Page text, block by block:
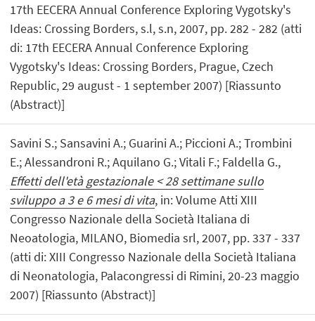
17th EECERA Annual Conference Exploring Vygotsky's
Ideas: Crossing Borders, s.l, s.n, 2007, pp. 282 - 282 (atti
di: 17th EECERA Annual Conference Exploring
Vygotsky's Ideas: Crossing Borders, Prague, Czech
Republic, 29 august - 1 september 2007) [Riassunto
(Abstract)]
Savini S.; Sansavini A.; Guarini A.; Piccioni A.; Trombini
E.; Alessandroni R.; Aquilano G.; Vitali F.; Faldella G.,
Effetti dell'età gestazionale < 28 settimane sullo
sviluppo a 3 e 6 mesi di vita, in: Volume Atti XIII
Congresso Nazionale della Società Italiana di
Neoatologia, MILANO, Biomedia srl, 2007, pp. 337 - 337
(atti di: XIII Congresso Nazionale della Società Italiana
di Neonatologia, Palacongressi di Rimini, 20-23 maggio
2007) [Riassunto (Abstract)]